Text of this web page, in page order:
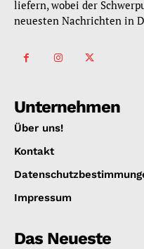
liefern, wobei der
neuesten Nachrichten in
Unternehmen
Über uns!
Kontakt
Impressum
Das Neueste